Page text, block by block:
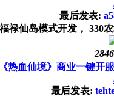
最后发表:
禄仙岛模式开发， 330
2846
《热血仙境》商业一键开
最后发表: